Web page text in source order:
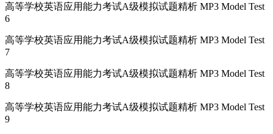
高等学校英语应用能力考试A级模拟试题精析 MP3 Model Test
6
高等学校英语应用能力考试A级模拟试题精析 MP3 Model Test
7
高等学校英语应用能力考试A级模拟试题精析 MP3 Model Test
8
高等学校英语应用能力考试A级模拟试题精析 MP3 Model Test
9